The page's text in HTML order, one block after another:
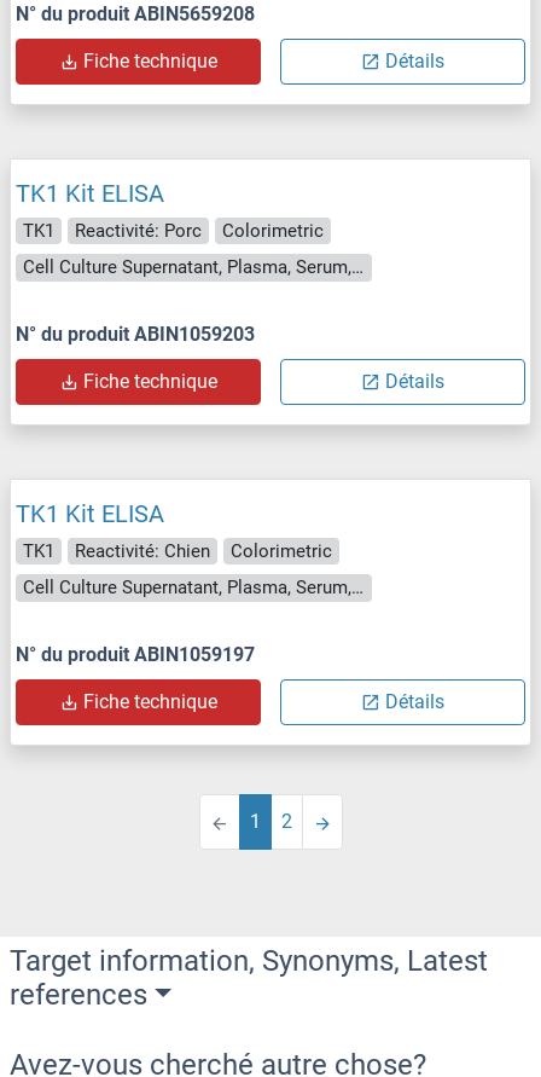
N° du produit ABIN5659208
Fiche technique Détails
TK1 Kit ELISA
TK1 Reactivité: Porc
Colorimetric
Cell Culture Supernatant, Plasma, Serum, Tissue Homogenate
N° du produit ABIN1059203
Fiche technique Détails
TK1 Kit ELISA
TK1 Reactivité: Chien
Colorimetric
Cell Culture Supernatant, Plasma, Serum, Tissue Homogenate
N° du produit ABIN1059197
Fiche technique Détails
1 2
Target information, Synonyms, Latest
references
Avez-vous cherché autre chose?